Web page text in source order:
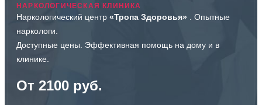
НАРКОЛОГИЧЕСКАЯ КЛИНИКА
Наркологический центр «Тропа Здоровья» . Опытные
наркологи.
Доступные цены. Эффективная помощь на дому и в
клинике.
От 2100 руб.